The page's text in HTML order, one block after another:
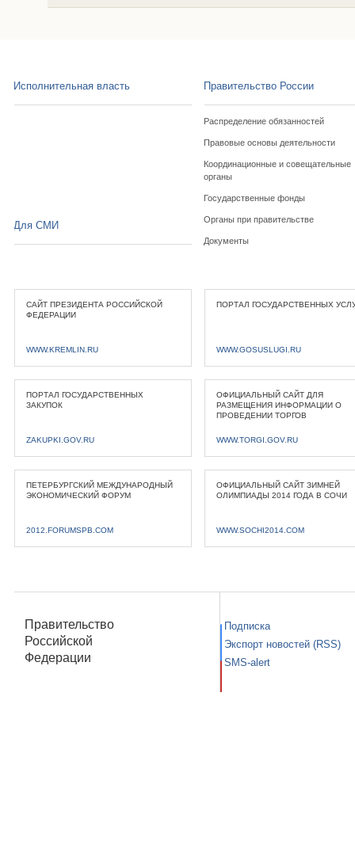
Исполнительная власть Правительство России
Распределение обязанностей
Правовые основы деятельности
Координационные и совещательные
органы
Государственные фонды
Органы при правительстве
Документы
Для СМИ
САЙТ ПРЕЗИДЕНТА РОССИЙСКОЙ
ФЕДЕРАЦИИ
WWW.KREMLIN.RU
ПОРТАЛ ГОСУДАРСТВЕННЫХ
WWW.GOSUSLUGI.RU
ПОРТАЛ ГОСУДАРСТВЕННЫХ
ЗАКУПОК
ZAKUPKI.GOV.RU
ОФИЦИАЛЬНЫЙ САЙТ ДЛЯ
РАЗМЕЩЕНИЯ ИНФОРМАЦИИ О
ПРОВЕДЕНИИ ТОРГОВ
WWW.TORGI.GOV.RU
ПЕТЕРБУРГСКИЙ МЕЖДУНАРОДНЫЙ
ЭКОНОМИЧЕСКИЙ ФОРУМ
2012.FORUMSPB.COM
ОФИЦИАЛЬНЫЙ САЙТ ЗИМНЕЙ
ОЛИМПИАДЫ 2014 ГОДА В СОЧИ
WWW.SOCHI2014.COM
Правительство
Российской
Федерации
Подписка
Экспорт новостей (RSS)
SMS-alert